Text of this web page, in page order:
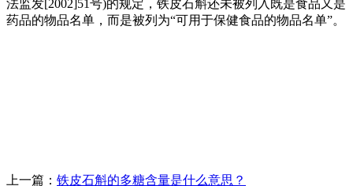
法监发[2002]51号)的规定，铁皮石斛还未被列入既是食品又是
药品的物品名单，而是被列为“可用于保健食品的物品名单”。
上一篇： 铁皮石斛的多糖含量是什么意思？